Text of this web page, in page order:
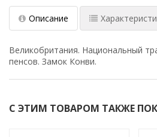
Описание
Великобритания. Национальный
пенсов. Замок Конви.
С ЭТИМ ТОВАРОМ ТАКЖЕ